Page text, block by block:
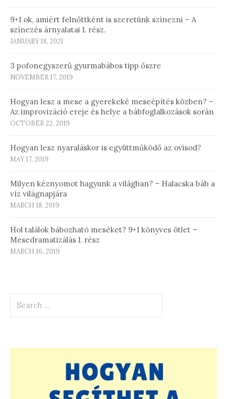
9+1 ok, amiért felnőttként is szeretünk színezni – A
színezés árnyalatai 1. rész.
JANUARY 18, 2021
3 pofonegyszerű gyurmabábos tipp őszre
NOVEMBER 17, 2019
Hogyan lesz a mese a gyerekeké meseépítés közben? –
Az improvizáció ereje és helye a bábfoglalkozások során
OCTOBER 22, 2019
Hogyan lesz nyaraláskor is együttműködő az ovisod?
MAY 17, 2019
Milyen kéznyomot hagyunk a világban? – Halacska báb a
víz világnapjára
MARCH 18, 2019
Hol találok bábozható meséket? 9+1 könyves ötlet –
Mesedramatizálás 1. rész
MARCH 16, 2019
for: